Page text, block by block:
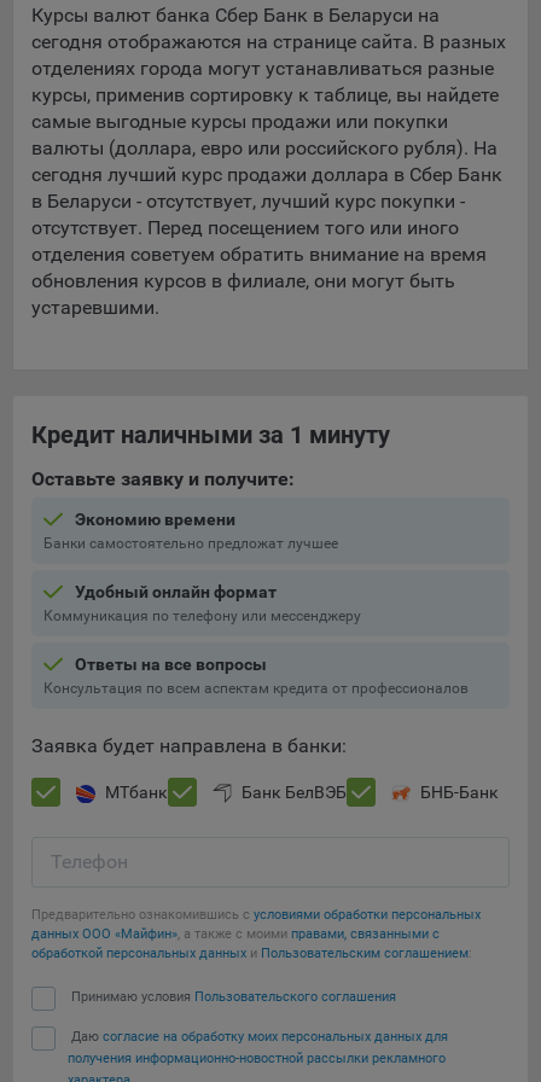
5.4. Создание и предоставление персонализированной
рекламы пользователю.
9.1. Технические (обязательные) файлы cookie, например,
применяемые при регистрации либо входе в систему, или
для оставления отзыва либо комментария. Данные файлы
cookie используются в целях обеспечения корректной
работы сайтов и полноценного использования его
функционала пользователем, не могут быть отключены в
системах. Вместе с тем, пользователь может настроить
браузер, чтобы он блокировал такие файлы сookie или
уведомлял пользователя об их использовании — но в таком
используются для обеспечения работы некоторых
предпочтений пользователя, в том числе имени
повторных прохождений опросов пользователями.
пользователей с сайтом.
9.3. Файлы cookie предпочтений, например, для настройки
выборе пользователя на сайте и его предпочтениях и
настройках для того, чтобы соответствующим образом
настраивать сайт.
собирают информацию о том, как пользователь
улучшения.
сайта Общества посещаются чаще всего, помогают
сайта, а также позволяют оценить эффективность
рекламы. Благодаря этому у Общества есть возможность
Сохранить мои изменения
Сохранить по умолчанию
Курсы валют банка Сбер Банк в Беларуси на
сегодня отображаются на странице сайта. В разных
отделениях города могут устанавливаться разные
курсы, применив сортировку к таблице, вы найдете
самые выгодные курсы продажи или покупки
валюты (доллара, евро или российского рубля). На
сегодня лучший курс продажи доллара в Сбер Банк
в Беларуси - отсутствует, лучший курс покупки -
отсутствует. Перед посещением того или иного
отделения советуем обратить внимание на время
обновления курсов в филиале, они могут быть
устаревшими.
Кредит наличными за 1 минуту
Оставьте заявку и получите:
Экономию времени
Банки самостоятельно предложат лучшее
Удобный онлайн формат
Коммуникация по телефону или мессенджеру
Ответы на все вопросы
Консультация по всем аспектам кредита от профессионалов
Заявка будет направлена в банки:
МТбанк Банк БелВЭБ БНБ-Банк
Телефон
Предварительно ознакомившись с условиями обработки персональных
данных ООО «Майфин», а также с моими правами, связанными с
обработкой персональных данных и Пользовательским соглашением:
Принимаю условия Пользовательского соглашения
Даю согласие на обработку моих персональных данных для
получения информационно-новостной рассылки рекламного